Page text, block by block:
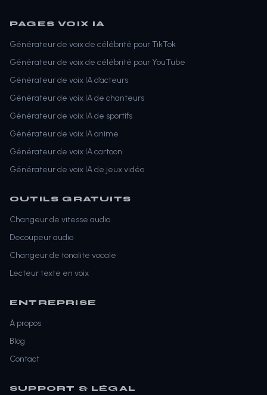
PAGES VOIX IA
Générateur de voix de célébrité pour TikTok
Générateur de voix de célébrité pour YouTube
Générateur de voix IA d’acteurs
Générateur de voix IA de chanteurs
Générateur de voix IA de sportifs
Générateur de voix IA anime
Générateur de voix IA cartoon
Générateur de voix IA de jeux vidéo
OUTILS GRATUITS
Changeur de vitesse audio
Decoupeur audio
Changeur de tonalite vocale
Lecteur texte en voix
ENTREPRISE
À propos
Blog
Contact
SUPPORT & LÉGAL